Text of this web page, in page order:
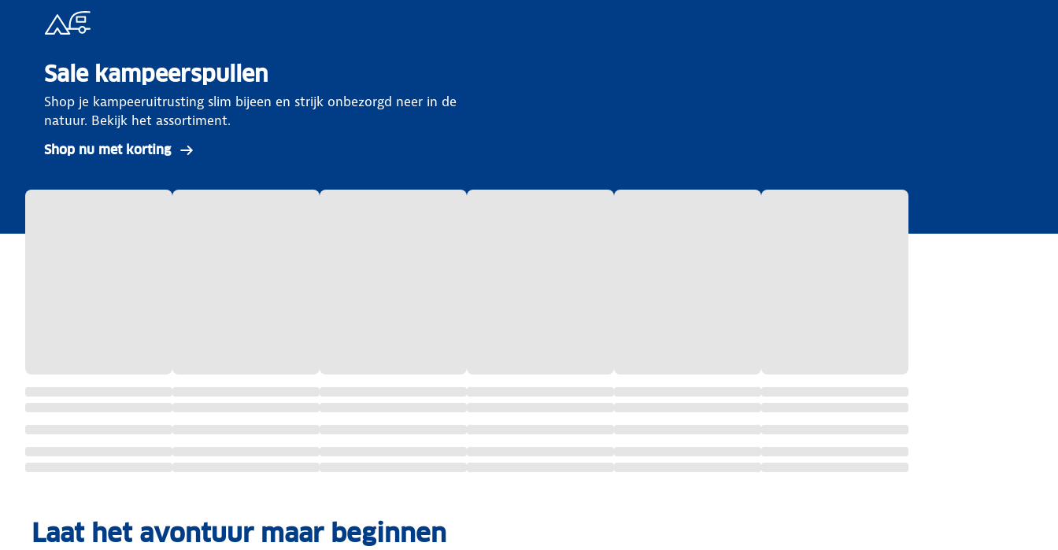
Sale kampeerspullen
Shop je kampeeruitrusting slim bijeen en strijk onbezorgd neer in de
natuur. Bekijk het assortiment.
Shop nu met korting
Laat het avontuur maar beginnen